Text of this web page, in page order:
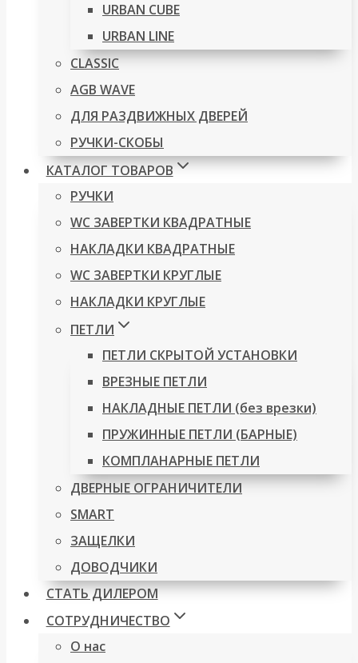
URBAN CUBE
URBAN LINE
CLASSIC
AGB WAVE
ДЛЯ РАЗДВИЖНЫХ ДВЕРЕЙ
РУЧКИ-СКОБЫ
КАТАЛОГ ТОВАРОВ
РУЧКИ
WC ЗАВЕРТКИ КВАДРАТНЫЕ
НАКЛАДКИ КВАДРАТНЫЕ
WC ЗАВЕРТКИ КРУГЛЫЕ
НАКЛАДКИ КРУГЛЫЕ
ПЕТЛИ
ПЕТЛИ СКРЫТОЙ УСТАНОВКИ
ВРЕЗНЫЕ ПЕТЛИ
НАКЛАДНЫЕ ПЕТЛИ (без врезки)
ПРУЖИННЫЕ ПЕТЛИ (БАРНЫЕ)
КОМПЛАНАРНЫЕ ПЕТЛИ
ДВЕРНЫЕ ОГРАНИЧИТЕЛИ
SMART
ЗАЩЕЛКИ
ДОВОДЧИКИ
СТАТЬ ДИЛЕРОМ
СОТРУДНИЧЕСТВО
О нас